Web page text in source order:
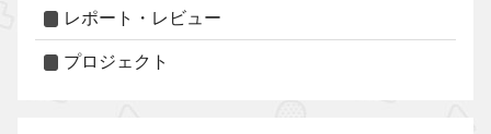
レポート・レビュー
プロジェクト